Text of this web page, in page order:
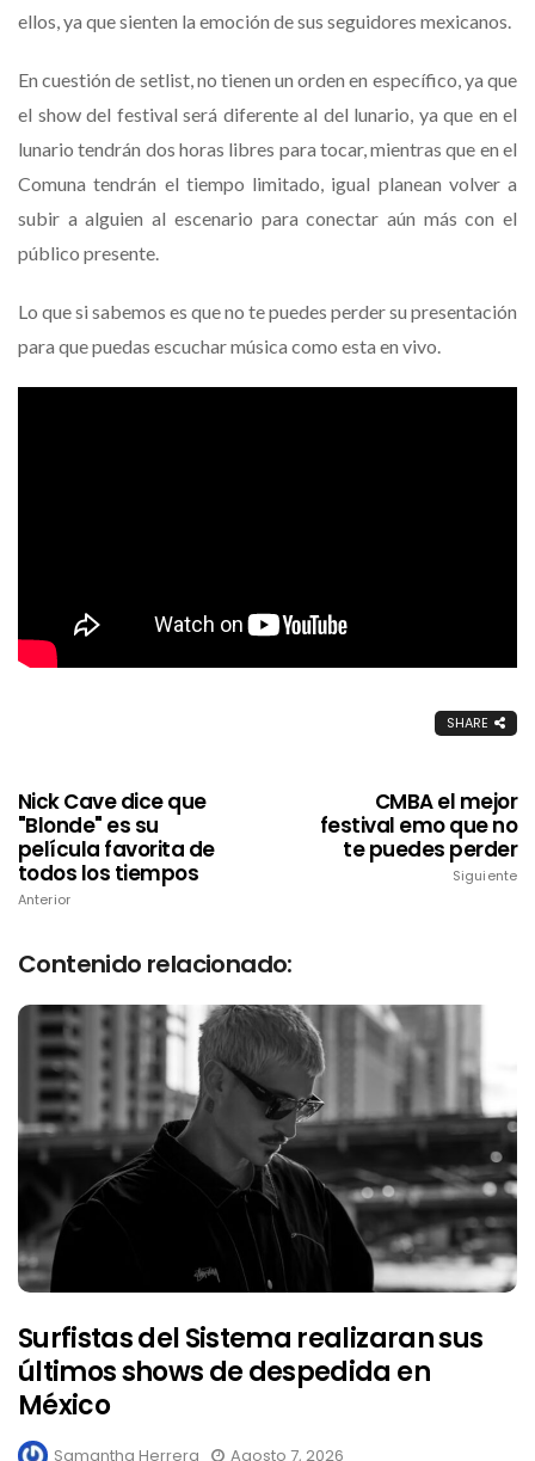
ellos, ya que sienten la emoción de sus seguidores mexicanos.
En cuestión de setlist, no tienen un orden en específico, ya que
el show del festival será diferente al del lunario, ya que en el
lunario tendrán dos horas libres para tocar, mientras que en el
Comuna tendrán el tiempo limitado, igual planean volver a
subir a alguien al escenario para conectar aún más con el
público presente.
Lo que si sabemos es que no te puedes perder su presentación
para que puedas escuchar música como esta en vivo.
SHARE
Nick Cave dice que
"Blonde" es su
película favorita de
todos los tiempos
Anterior
CMBA el mejor
festival emo que no
te puedes perder
Siguiente
Contenido relacionado:
Surfistas del Sistema realizaran sus
últimos shows de despedida en
México
Samantha Herrera Agosto 7, 2026